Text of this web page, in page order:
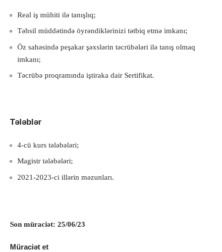
Real iş mühiti ilə tanışlıq;
Təhsil müddətində öyrəndiklərinizi tətbiq etmə imkanı;
Öz sahəsində peşakar şəxslərin təcrübələri ilə tanış olmaq
imkanı;
Təcrübə proqramında iştiraka dair Sertifikat.
Tələblər
4-cü kurs tələbələri;
Magistr tələbələri;
2021-2023-ci illərin məzunları.
Son müraciət: 25/06/23
Müraciət et